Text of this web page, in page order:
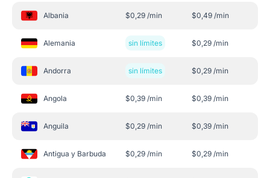
Albania $0,29 /min $0,49 /min
Alemania sin límites $0,29 /min
Andorra sin límites $0,29 /min
Angola $0,39 /min $0,39 /min
Anguila $0,29 /min $0,39 /min
Antigua y Barbuda $0,29 /min $0,29 /min